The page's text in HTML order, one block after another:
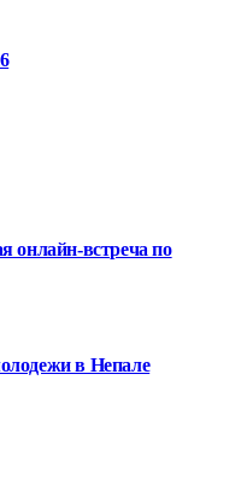
онлайн-встреча по
в Непале